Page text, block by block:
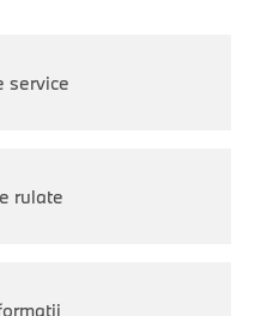
service
rulate